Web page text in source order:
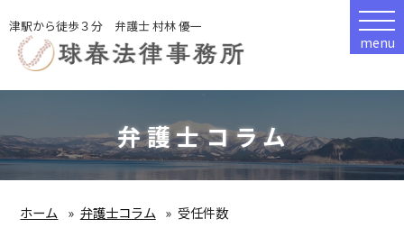
津駅から徒歩３分 弁護士 村林 優一
menu
弁護士コラム
ホーム 弁護士コラム 受任件数